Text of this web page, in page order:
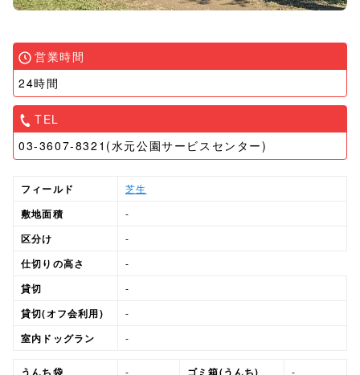
営業時間
24時間
TEL
03-3607-8321(水元公園サービスセンター)
フィールド 芝生
敷地面積 -
区分け -
仕切りの高さ -
貸切 -
貸切(オフ会利用) -
室内ドッグラン -
うんち袋 - ゴミ箱(うんち) -